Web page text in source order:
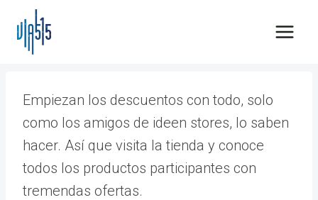
Saltar
contenido
Empiezan los descuentos con todo, solo
como los amigos de ideen stores, lo saben
hacer. Así que visita la tienda y conoce
todos los productos participantes con
tremendas ofertas.